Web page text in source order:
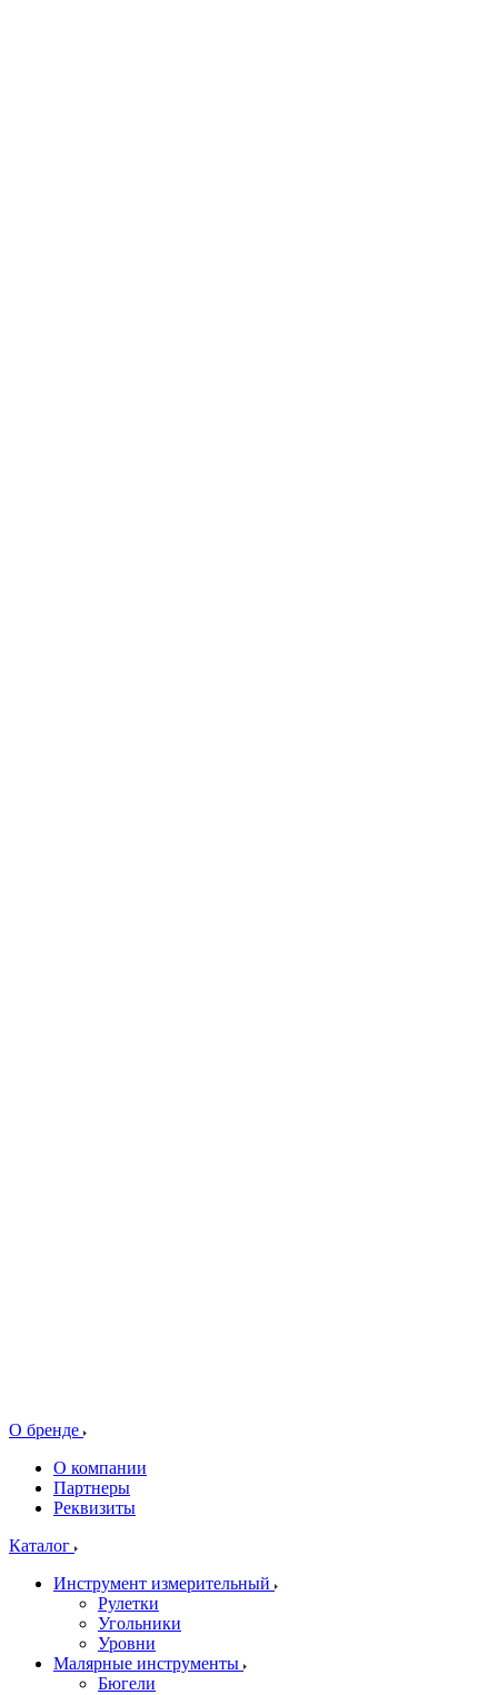
О бренде
О компании
Партнеры
Реквизиты
Каталог
Инструмент измерительный
Рулетки
Угольники
Уровни
Малярные инструменты
Бюгели